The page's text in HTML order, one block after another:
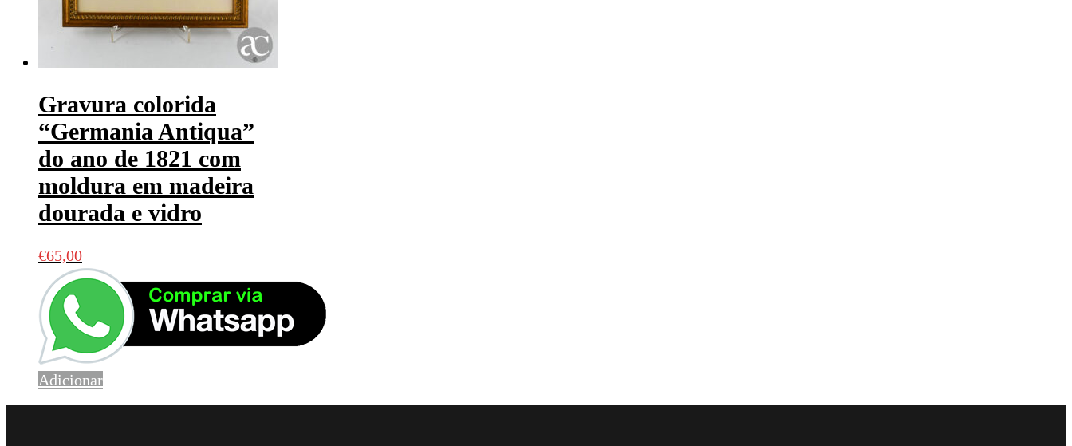
Gravura colorida
“Germania Antiqua”
do ano de 1821 com
moldura em madeira
dourada e vidro
€65,00
Adicionar